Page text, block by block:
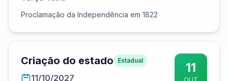
Proclamação da Independência em 1822
Criação do estado Estadual
11/10/2027
11